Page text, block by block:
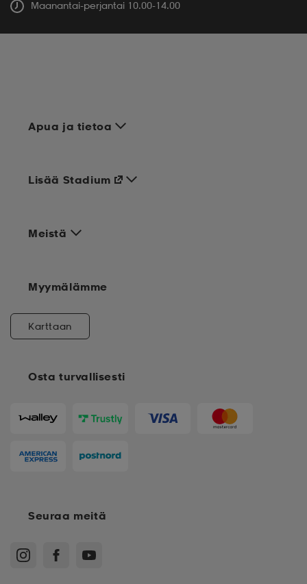
Maanantai-perjantai 10.00-14.00
Apua ja tietoa
Meistä
Osta turvallisesti
Lisää Stadium
Myymälämme
Karttaan
Seuraa meitä